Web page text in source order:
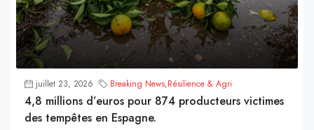
juillet 23, 2026 Breaking News,Résilience & Agri
4,8 millions d’euros pour 874 producteurs victimes
des tempêtes en Espagne.